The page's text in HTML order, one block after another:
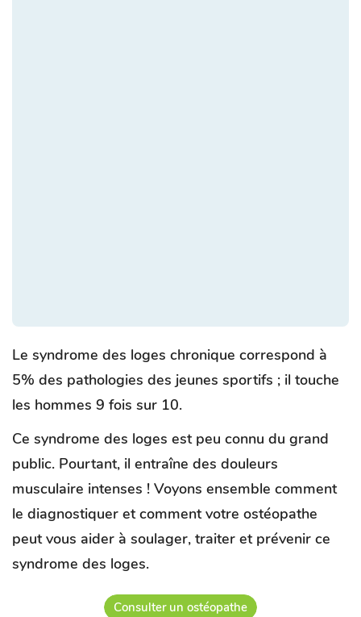
Le syndrome des loges chronique correspond à
5% des pathologies des jeunes sportifs ; il touche
les hommes 9 fois sur 10.
Ce syndrome des loges est peu connu du grand
public. Pourtant, il entraîne des douleurs
musculaire intenses ! Voyons ensemble comment
le diagnostiquer et comment votre ostéopathe
peut vous aider à soulager, traiter et prévenir ce
syndrome des loges.
Consulter un ostéopathe